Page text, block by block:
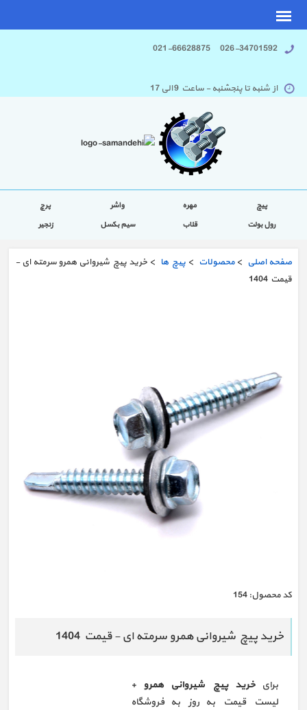
026-34701592 021-66628875
از شنبه تا پنجشنبه - ساعت 9 الی 17
پیچ مهره واشر
پرچ
رول بولت
قلاب سیم بکسل زنجیر
صفحه اصلی >محصولات >پیچ ها > خرید پیچ شیروانی همرو سرمته ای -
قیمت 1404
كد محصول: 154
خرید پیچ شیروانی همرو سرمته ای - قیمت 1404
برای خرید پیچ شیروانی همرو +
لیست قیمت به روز به فروشگاه